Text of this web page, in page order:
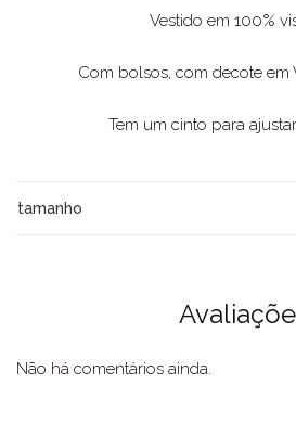
Vestido em 100%
Com bolsos, com decote em
Tem um cinto para
tamanho
Não há comentários ainda.